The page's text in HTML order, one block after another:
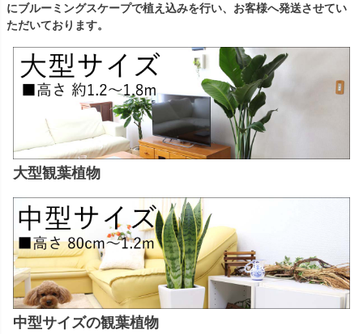
にブルーミングスケープで植え込みを行い、お客様へ発送させてい
ただいております。
大型観葉植物
中型サイズの観葉植物